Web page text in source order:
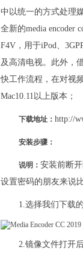
中以统一的方式处理
全新的media encoder
F4V，用于iPod、
及高清电视。此外，
快工作流程，在对视
Mac10.11以上版本；
下载地址： http://
安装步骤：
说明： 安装前断
设置密码的朋友来说
1.选择我们下载
2.镜像文件打开